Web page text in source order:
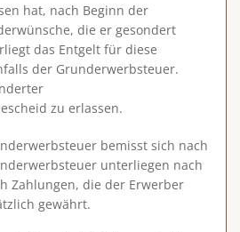
hat, nach Beginn der
die er gesondert
das Entgelt für diese
der Grunderwerbsteuer.
zu erlassen.
bemisst sich nach
unterliegen nach
Zahlungen, die der Erwerber
gewährt.